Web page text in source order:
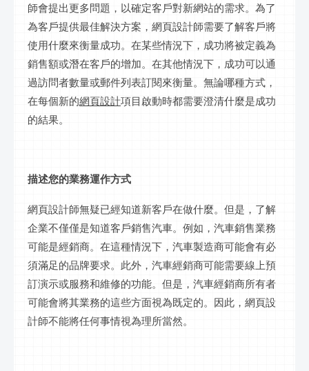
師會提出更多問題，以確定客戶對新網站的需求。為了
為客戶提供最佳解決方案，網頁設計師需要了解客戶將
使用什麼來衡量成功。在某些情況下，成功將被定義為
銷售額或潛在客戶的增加。在其他情況下，成功可以通
過訪問者數量或郵件列表訂閱來衡量。無論哪種方式，
在每個新的網頁設計項目啟動時都需要澄清什麼是成功
的結果。
描述您的業務運作方式
網頁設計師無疑已經知道新客戶在做什麼。但是，了解
企業不僅僅是知道客戶銷售汽車。例如，汽車銷售業務
可能是經銷商。在這種情況下，汽車製造商可能會有必
須滿足的品牌要求。此外，汽車經銷商可能需要線上預
訂演示或服務和維修的功能。但是，汽車經銷商所有者
可能會將其業務的這些方面視為既定的。因此，網頁設
計師不能將任何事情視為理所當然。